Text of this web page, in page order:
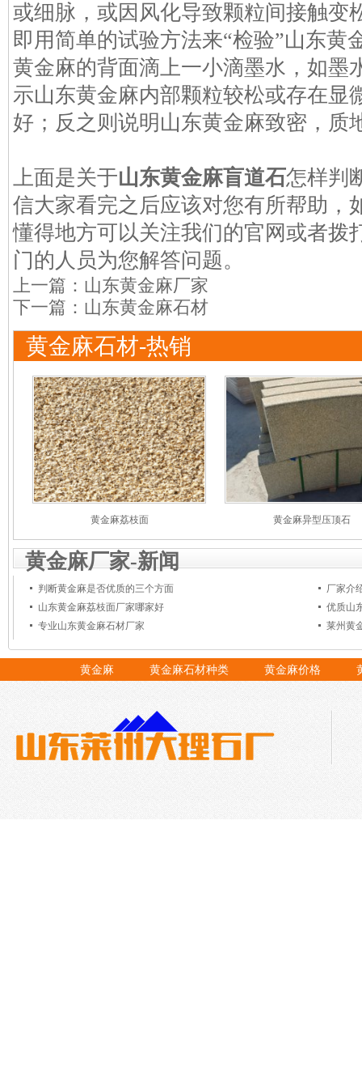
或细脉，或因风化导致颗粒间接触变
即用简单的试验方法来“检验”山东黄
黄金麻的背面滴上一小滴墨水，如墨
示山东黄金麻内部颗粒较松或存在显
好；反之则说明山东黄金麻致密，质
上面是关于山东黄金麻盲道石怎样判
信大家看完之后应该对您有所帮助，
懂得地方可以关注我们的官网或者拨
门的人员为您解答问题。
上一篇： 山东黄金麻厂家
下一篇： 山东黄金麻石材
黄金麻石材-热销
黄金麻荔枝面 黄金麻异型压顶石
黄金麻厂家-新闻
判断黄金麻是否优质的三个方面
厂家介
山东黄金麻荔枝面厂家哪家好
优质山
专业山东黄金麻石材厂家
莱州黄
黄金麻 黄金麻石材种类 黄金麻价格